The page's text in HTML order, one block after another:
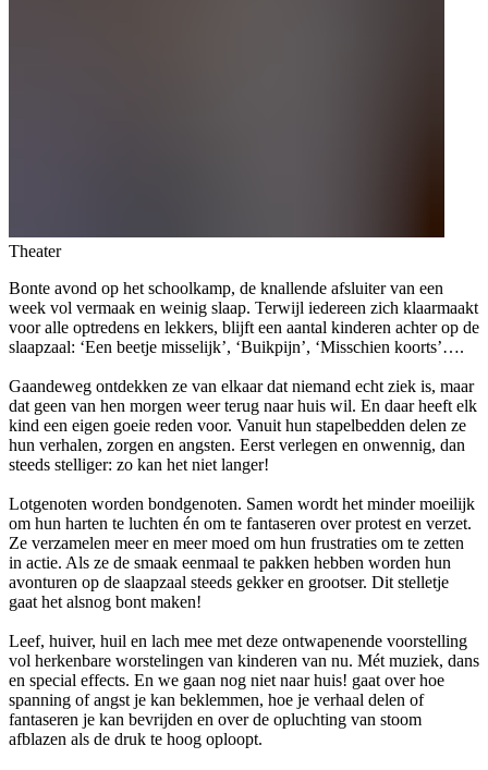
Theater
Bonte avond op het schoolkamp, de knallende afsluiter van een
week vol vermaak en weinig slaap. Terwijl iedereen zich klaarmaakt
voor alle optredens en lekkers, blijft een aantal kinderen achter op de
slaapzaal: ‘Een beetje misselijk’, ‘Buikpijn’, ‘Misschien koorts’….
Gaandeweg ontdekken ze van elkaar dat niemand echt ziek is, maar
dat geen van hen morgen weer terug naar huis wil. En daar heeft elk
kind een eigen goeie reden voor. Vanuit hun stapelbedden delen ze
hun verhalen, zorgen en angsten. Eerst verlegen en onwennig, dan
steeds stelliger: zo kan het niet langer!
Lotgenoten worden bondgenoten. Samen wordt het minder moeilijk
om hun harten te luchten én om te fantaseren over protest en verzet.
Ze verzamelen meer en meer moed om hun frustraties om te zetten
in actie. Als ze de smaak eenmaal te pakken hebben worden hun
avonturen op de slaapzaal steeds gekker en grootser. Dit stelletje
gaat het alsnog bont maken!
Leef, huiver, huil en lach mee met deze ontwapenende voorstelling
vol herkenbare worstelingen van kinderen van nu. Mét muziek, dans
en special effects. En we gaan nog niet naar huis! gaat over hoe
spanning of angst je kan beklemmen, hoe je verhaal delen of
fantaseren je kan bevrijden en over de opluchting van stoom
afblazen als de druk te hoog oploopt.